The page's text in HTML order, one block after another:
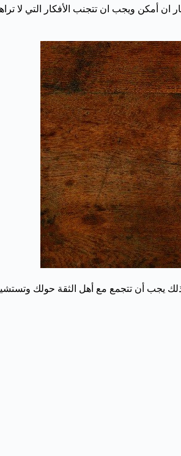
ان أمكن ويجب ان تتجنب الأفكار التي لا
يجب أن تتجمع مع أهل الثقة حولك